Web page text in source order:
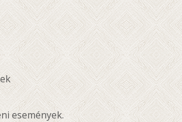
események.